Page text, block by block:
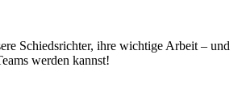
Schiedsrichter, ihre wichtige Arbeit – und
werden kannst!